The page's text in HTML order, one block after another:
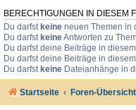
BERECHTIGUNGEN IN DIESEM
Du darfst keine neuen Themen in
Du darfst keineAntworten zu
Du darfst deine Beiträge in
Du darfst deine Beiträge in
Du darfst keine Dateianhänge in
Startseite Foren-Übersicht